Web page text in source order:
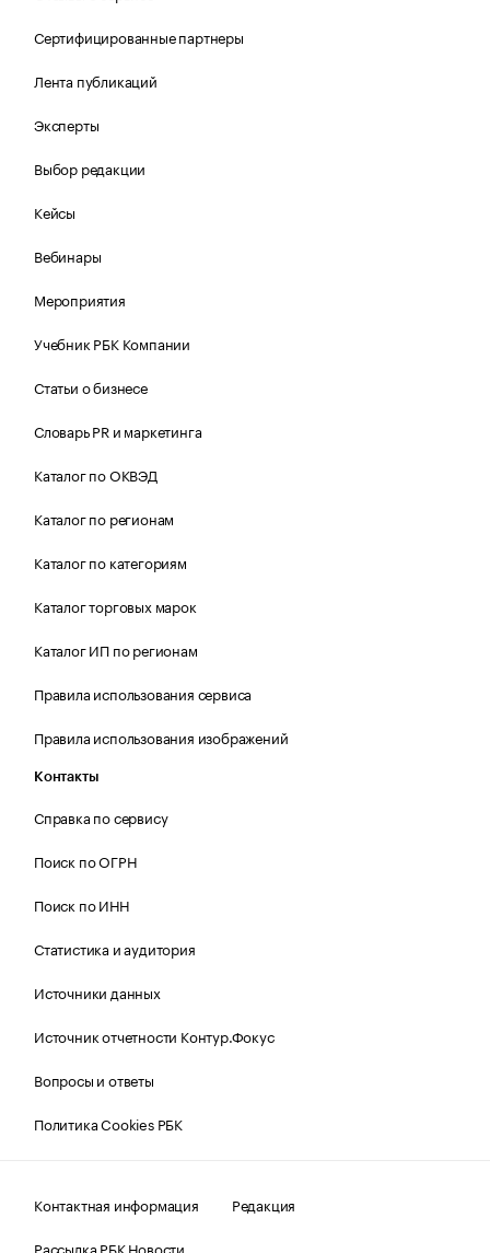
Сертифицированные партнеры
Лента публикаций
Эксперты
Выбор редакции
Кейсы
Вебинары
Мероприятия
Учебник РБК Компании
Статьи о бизнесе
Словарь PR и маркетинга
Каталог по ОКВЭД
Каталог по регионам
Каталог по категориям
Каталог торговых марок
Каталог ИП по регионам
Правила использования сервиса
Правила использования изображений
Контакты
Справка по сервису
Поиск по ОГРН
Поиск по ИНН
Статистика и аудитория
Источники данных
Источник отчетности Контур.Фокус
Вопросы и ответы
Политика Cookies РБК
Контактная информация
Редакция
Рассылка РБК Новости